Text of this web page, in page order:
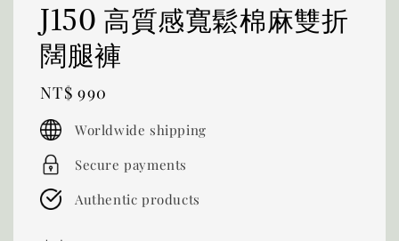
J150 高質感寬鬆棉麻雙折
闊腿褲
Regular
price
NT$ 990
Worldwide shipping
Secure payments
Authentic products